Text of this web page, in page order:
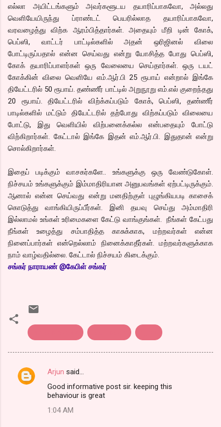
எல்லா அயிட்டங்களும் அவர்களூடய தயாரிப்பாகவோ, அல்லது
வெளியேயிருந்து ப்ராண்டட் பெயரில்லாத தயாரிப்பாகவோ,
வரவழைத்து விற்க ஆரம்பித்தார்கள். அதையும் மீறி டின் கோக்,
பெப்ஸி, வாட்டர் பாட்டில்களில் அதன் ஒரிஜினல் விலை
போட்டிருப்பதால் என்ன செய்வது என்று யோசித்த போது பெப்ஸி,
கோக் தயாரிப்பாளர்கள் ஒரு வேலையை செய்தார்கள். ஒரு டயட்
கோக்கின் விலை வெளியே எம்.ஆர்.பி 25 ரூபாய் என்றால் இங்கே
தியேட்டரில் 50 ரூபாய். தண்ணீர் பாட்டில் அறுநூறு எம்.எல் குறைந்தது
20 ரூபாய். தியேட்டரில் விற்க்கப்படும் கோக், பெப்ஸி, தண்ணீர்
பாடில்களில் மட்டும் தியேட்டரில் தற்போது விற்கப்படும் விலையை
போட்டு, இது வெளியில் விற்பனைக்கல்ல என்பதையும் போட்டு
விற்கிறார்கள். கேட்டால் இங்கே இதன் எம்.ஆர்.பி. இதுதான் என்று
சொல்கிறார்கள்.
இதைப் படிக்கும் வாசகர்களே.. உங்களுக்கு ஒரு வேண்டுகோள்.
நிச்சயம் உங்களுக்கும் இம்மாதிரியான அனுபவங்கள் ஏற்பட்டிருக்கும்.
ஆனால் என்ன செய்வது என்று மனதிற்குள் புழுங்கியபடி காசைக்
கொடுத்து வாங்கியிருப்பீர்கள். இனி தயவு செய்து அம்மாதிரி
இல்லாமல் உங்கள் உரிமைகளை கேட்டு வாங்குங்கள். நீங்கள் கேட்பது
நீங்கள் உழைத்து சம்பாதித்த காசுக்காக, மற்றவர்கள் என்ன
நினைப்பார்கள் என்றெல்லாம் நினைக்காதீர்கள். மற்றவர்களுக்காக
நாம் வாழ்வதில்லை. கேட்டால் நிச்சயம் கிடைக்கும்.
சங்கர் நாராயண் @கேபிள் சங்கர்
C
Arjun said…
Good informative post sir. keeping this
behaviour is great
1:04 AM